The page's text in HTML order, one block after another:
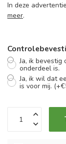
In deze
meer.
Ja, ik
onderdeel is.
Ja, ik wil dat
is voor mij.